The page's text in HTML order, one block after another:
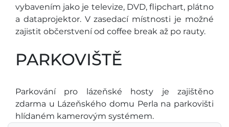
vybavením jako je televize, DVD, flipchart, plátno
a dataprojektor. V zasedací místnosti je možné
zajistit občerstvení od coffee break až po rauty.
PARKOVIŠTĚ
Parkování pro lázeňské hosty je zajištěno
zdarma u Lázeňského domu Perla na parkovišti
hlídaném kamerovým systémem.